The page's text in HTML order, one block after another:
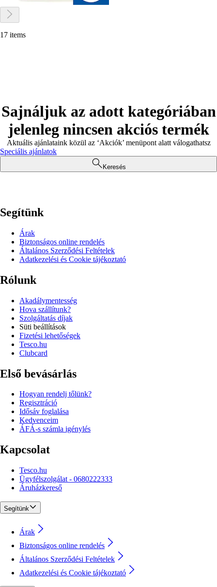
17 items
Sajnáljuk az adott kategóriában
jelenleg nincsen akciós termék
Aktuális ajánlataink közül az ‘Akciók’ menüpont alatt válogathatsz
Speciális ajánlatok
Keresés
Segítünk
Árak
Biztonságos online rendelés
Általános Szerződési Feltételek
Adatkezelési és Cookie tájékoztató
Rólunk
Akadálymentesség
Hova szállítunk?
Szolgáltatás díjak
Süti beállítások
Fizetési lehetőségek
Tesco.hu
Clubcard
Első bevásárlás
Hogyan rendelj tőlünk?
Regisztráció
Idősáv foglalása
Kedvenceim
ÁFÁ-s számla igénylés
Kapcsolat
Tesco.hu
Ügyfélszolgálat - 0680222333
Áruházkereső
Segítünk
Árak
Biztonságos online rendelés
Általános Szerződési Feltételek
Adatkezelési és Cookie tájékoztató